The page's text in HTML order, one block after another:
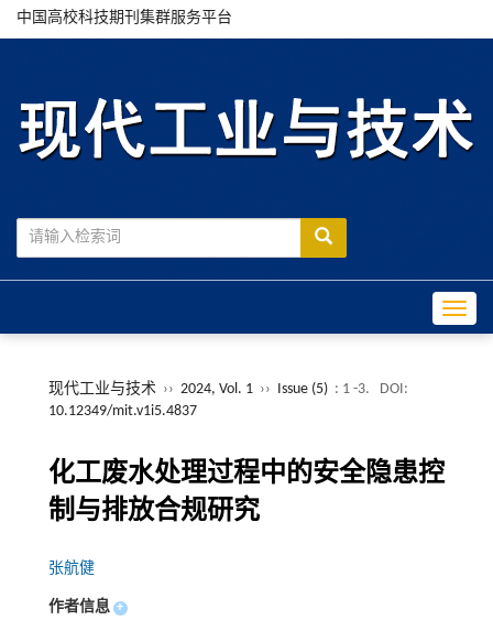
中国高校科技期刊集群服务平台
现代工业与技术 ›› 2024, Vol. 1 ›› Issue (5) : 1 -3.
DOI:
10.12349/mit.v1i5.4837
化工废水处理过程中的安全隐患控
制与排放合规研究
张航健
作者信息 +